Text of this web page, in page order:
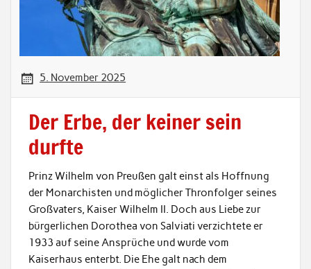
5. November 2025
Der Erbe, der keiner sein
durfte
Prinz Wilhelm von Preußen galt einst als Hoffnung
der Monarchisten und möglicher Thronfolger seines
Großvaters, Kaiser Wilhelm II. Doch aus Liebe zur
bürgerlichen Dorothea von Salviati verzichtete er
1933 auf seine Ansprüche und wurde vom
Kaiserhaus enterbt. Die Ehe galt nach dem